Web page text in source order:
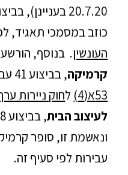
20.7.20
כוזב במסמכי תאגיד,
העונשין. בנוסף,
קרמיקה, בביצוע 41 עבירות דיווח לפי
53א(4)
לחוק ניירות
לעיצוב הבית
עבירות לפי סעיף זה.